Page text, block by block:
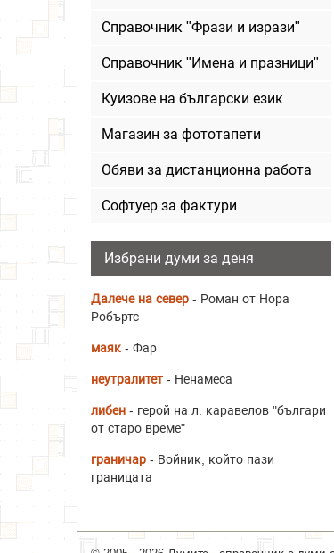
Справочник "Фрази и изрази"
Справочник "Имена и празници"
Куизове на български език
Магазин за фототапети
Обяви за дистанционна работа
Софтуер за фактури
Избрани думи за деня
Далече на север - Роман от Нора
Робъртс
маяк - Фар
неутралитет - Ненамеса
либен - герой на л. каравелов "българи
от старо време"
граничар - Войник, който пази
границата